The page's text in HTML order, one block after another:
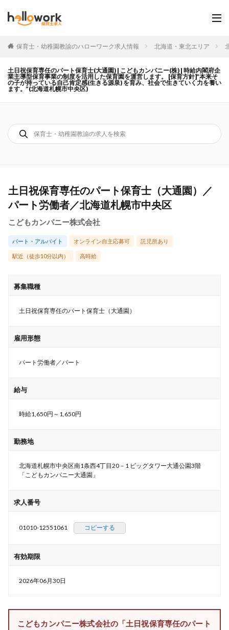
保育士・幼稚園教諭のハローワーク求人情報 北海道・東北エリア
土日祝保育専任のパート保育士(大通園) | こどもカンパニー(株) | 時給内閣府企
業主導型保育事業の制度を活用した保育園を運営します。 [保育方針]”本来そ
の子が持っている自己肯定感(生きる源泉) を育み、社会で生きていく力を養い
ます。”(北海道札幌市中央区)
土日祝保育専任のパート保育士（大通園）／
パート労働者／北海道札幌市中央区
こどもカンパニー株式会社
パート・アルバイト オンライン自主応募可 託児所あり
駅近（徒歩10分以内） 高時給
募集職種
土日祝保育専任のパート保育士（大通園）
雇用形態
パート労働者／パート
給与
時給1,650円～1,650円
勤務地
北海道札幌市中央区南1条西4丁目20－1 ビッグタワー大通公園3階
「こどもカンパニー大通園」
求人番号
01010-12551061 コピーする
有効期限
2026年06月30日
こどもカンパニー株式会社の「土日祝保育専任のパート